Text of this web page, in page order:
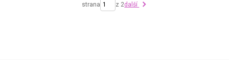
strana z 2další